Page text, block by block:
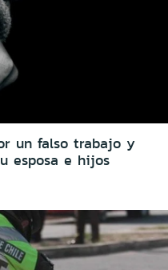
un falso trabajo y
esposa e hijos